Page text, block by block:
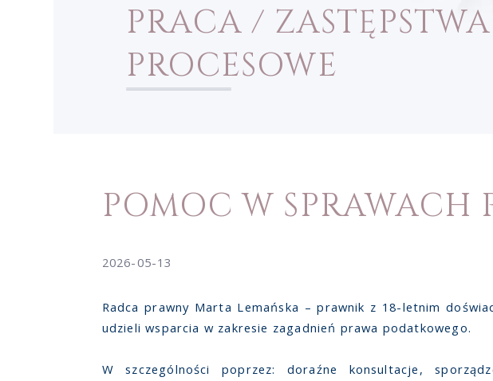
PRACA / ZASTĘPSTWA
PROCESOWE
POMOC W SPRAWACH
2026-05-13
Radca prawny Marta Lemańska – prawnik z 18-letnim
udzieli wsparcia w zakresie zagadnień prawa podatkowego.
W szczególności poprzez: doraźne konsultacje,